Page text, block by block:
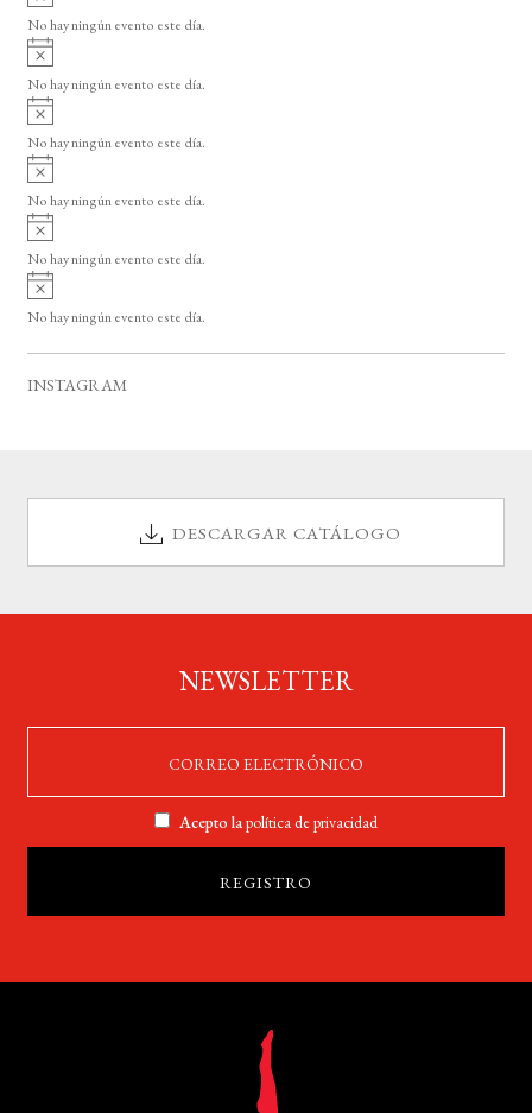
o
v
i
o
No hay ningún evento este día.
A
v
i
o
No hay ningún evento este día.
A
v
i
o
No hay ningún evento este día.
A
v
i
o
No hay ningún evento este día.
A
v
i
o
No hay ningún evento este día.
A
v
i
No hay ningún evento este día.
INSTAGRAM
DESCARGAR CATÁLOGO
NEWSLETTER
Acepto lapolítica de privacidad